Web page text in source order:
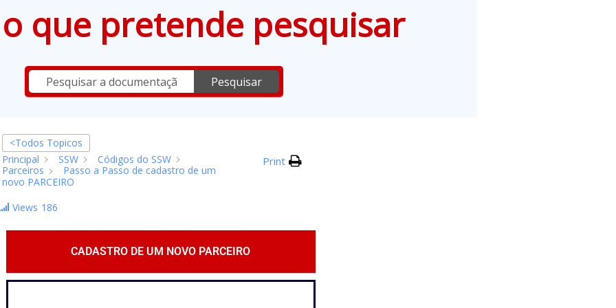
que pretende pesquisar
Pesquisar
<Todos Topicos
Principal
SSW
Códigos do SSW
Parceiros
Passo a Passo de cadastro de um
novo PARCEIRO
Print
Views 186
CADASTRO DE UM NOVO PARCEIRO